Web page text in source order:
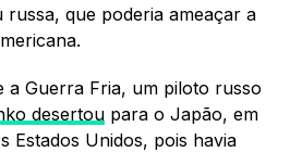
russa, que poderia ameaçar a
a Guerra Fria, um piloto russo
desertoupara o Japão, em
Estados Unidos, pois havia